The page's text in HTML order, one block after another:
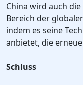
China wird auch
Bereich der
indem es seine
anbietet, die
Schluss